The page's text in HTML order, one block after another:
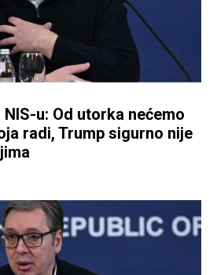
NIS-u: Od utorka nećemo
radi, Trump sigurno nije